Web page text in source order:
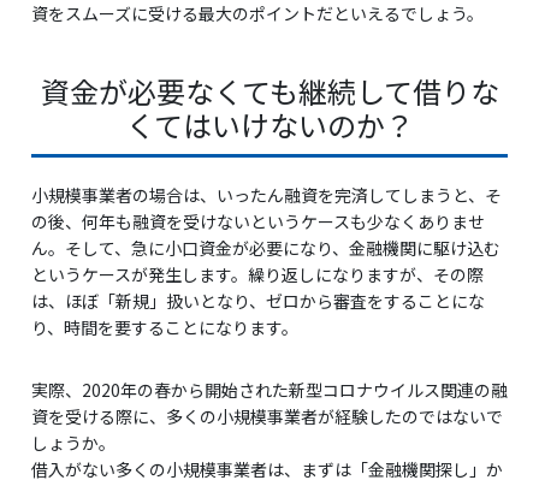
資をスムーズに受ける最大のポイントだといえるでしょう。
資金が必要なくても継続して借りな
くてはいけないのか？
小規模事業者の場合は、いったん融資を完済してしまうと、そ
の後、何年も融資を受けないというケースも少なくありませ
ん。そして、急に小口資金が必要になり、金融機関に駆け込む
というケースが発生します。繰り返しになりますが、その際
は、ほぼ「新規」扱いとなり、ゼロから審査をすることにな
り、時間を要することになります。
実際、2020年の春から開始された新型コロナウイルス関連の融
資を受ける際に、多くの小規模事業者が経験したのではないで
しょうか。
借入がない多くの小規模事業者は、まずは「金融機関探し」か